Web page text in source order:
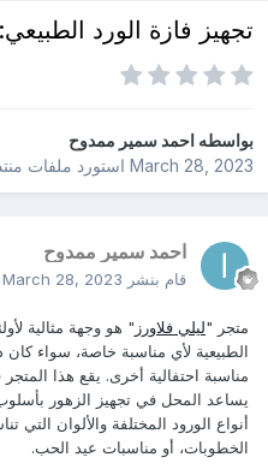
تجهيز فازة الورد
بواسطهاحمد سمير ممدوح
March 28, 2023استورد ملفات
احمد سمير ممدوح
قام بنشر March 28, 2023
متجر " ليلي فلاورز" هو وجهة مثالية
الطبيعية لأي مناسبة خاصة، سواء كان
مناسبة احتفالية أخرى. يقع هذا
يساعد المحل في تجهيز الزهور
أنواع الورود المختلفة والألوان
الخطوبات، أو مناسبات عيد الحب.